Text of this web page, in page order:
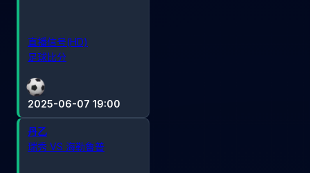
2025-06-07 19:00
直播信号(HD)
足球比分
丹乙
瑞秀 VS 海勒鲁普